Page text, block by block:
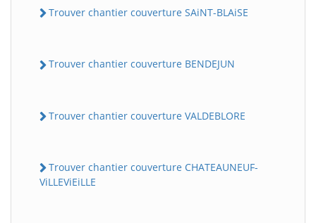
Trouver chantier couverture SAiNT-BLAiSE
Trouver chantier couverture BENDEJUN
Trouver chantier couverture VALDEBLORE
Trouver chantier couverture CHATEAUNEUF-
ViLLEViEiLLE